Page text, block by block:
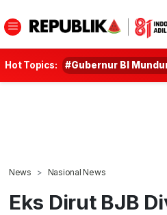
Hot Topics: #Gubernur BI
News Nasional News
Eks Dirut BJB